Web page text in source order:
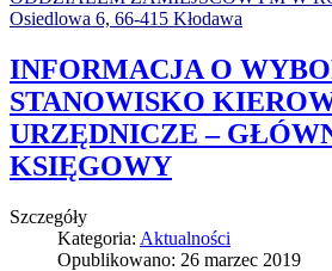
Osiedlowa 6, 66-415 Kłodawa
INFORMACJA O
STANOWISKO
URZĘDNICZE –
KSIĘGOWY
Szczegóły
Kategoria: Aktualności
Opublikowano: 26 marzec 2019